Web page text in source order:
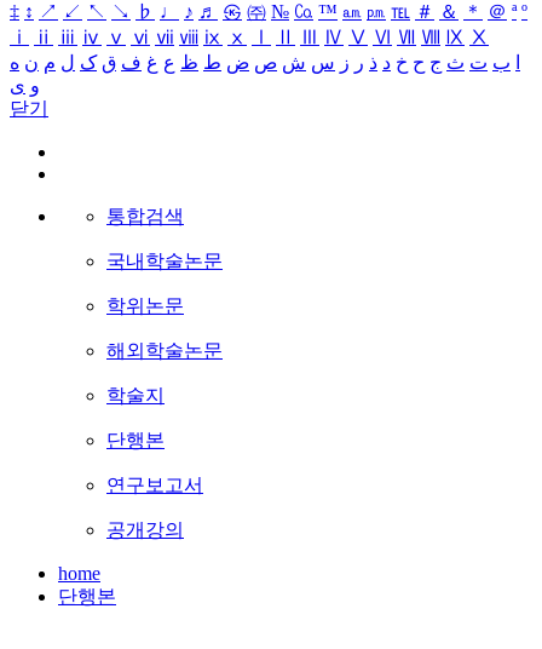
‡ ↕ ↗ ↙ ↖ ↘ ♭ ♩ ♪ ♬ ㉿ ㈜ № ㏇ ™ ㏂ ㏘ ℡ ＃ ＆ ＊ ＠ ª º
ⅰ
ⅱ ⅲ ⅳ ⅴ ⅵ ⅶ ⅷ ⅸ ⅹ Ⅳ Ⅴ Ⅵ Ⅶ Ⅷ Ⅸ Ⅹ
ب ت ث ج ح خ د ذ ر ز س ش ص ض ط ظ ع غ ف ق ک ل م ن ه
و ی
닫기
통합검색
국내학술논문
학위논문
해외학술논문
학술지
단행본
연구보고서
공개강의
home
단행본